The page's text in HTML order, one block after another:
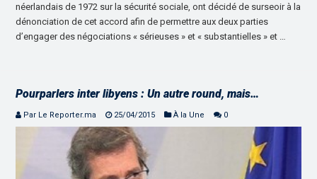
néerlandais de 1972 sur la sécurité sociale, ont décidé de surseoir à la
dénonciation de cet accord afin de permettre aux deux parties
d’engager des négociations « sérieuses » et « substantielles » et …
Pourparlers inter libyens : Un autre round, mais…
Par Le Reporter.ma 25/04/2015 À la Une 0